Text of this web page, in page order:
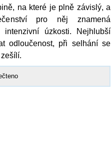
na které je plně závislý, a
pro něj znamená
úzkosti. Nejhlubší
odloučenost, při selhání se